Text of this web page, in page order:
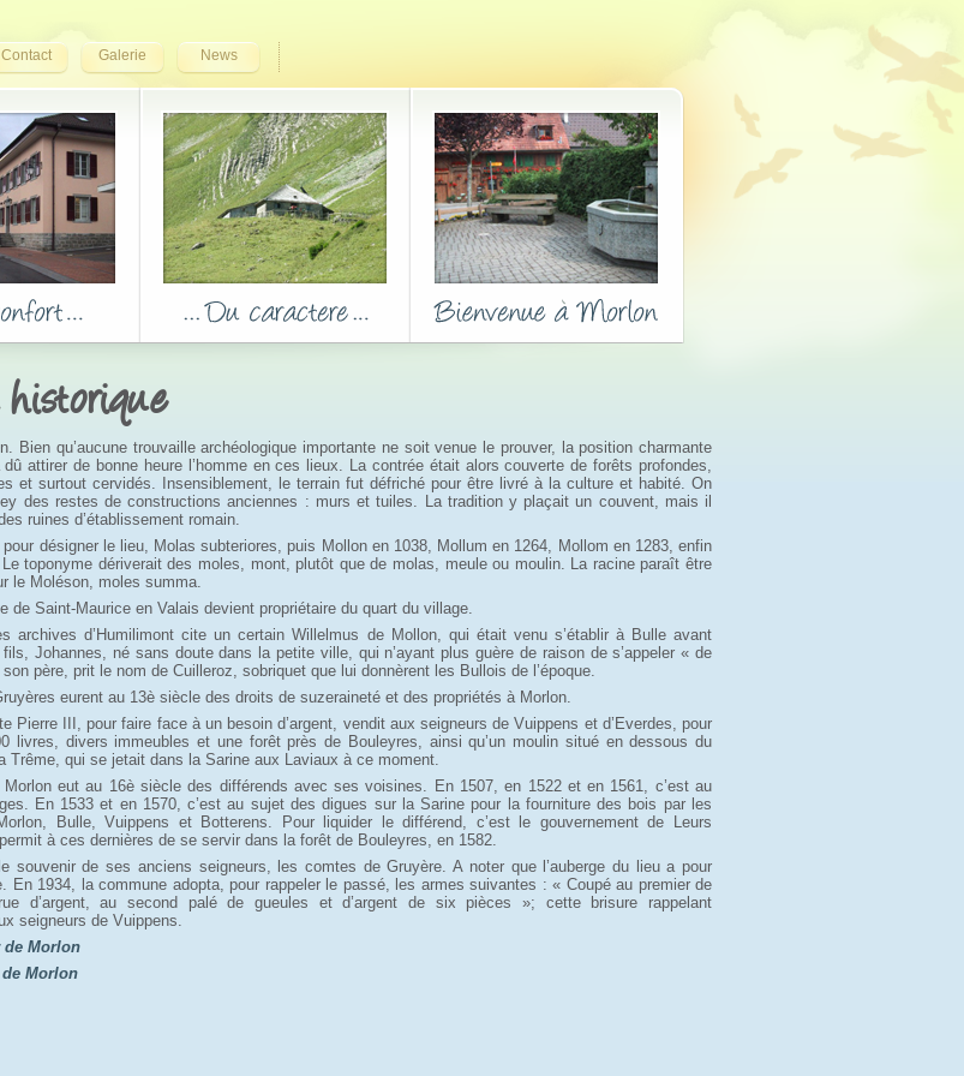
Contact Galerie News
Bien qu’aucune trouvaille archéologique importante ne soit venue le prouver, la position charmante
attirer de bonne heure l’homme en ces lieux. La contrée était alors couverte de forêts profondes,
et surtout cervidés. Insensiblement, le terrain fut défriché pour être livré à la culture et habité. On
des restes de constructions anciennes : murs et tuiles. La tradition y plaçait un couvent, mais il
ruines d’établissement romain.
pour désigner le lieu, Molas subteriores, puis Mollon en 1038, Mollum en 1264, Mollom en 1283, enfin
toponyme dériverait des moles, mont, plutôt que de molas, meule ou moulin. La racine paraît être
le Moléson, moles summa.
de Saint-Maurice en Valais devient propriétaire du quart du village.
archives d’Humilimont cite un certain Willelmus de Mollon, qui était venu s’établir à Bulle avant
Johannes, né sans doute dans la petite ville, qui n’ayant plus guère de raison de s’appeler « de
père, prit le nom de Cuilleroz, sobriquet que lui donnèrent les Bullois de l’époque.
eurent au 13è siècle des droits de suzeraineté et des propriétés à Morlon.
Pierre III, pour faire face à un besoin d’argent, vendit aux seigneurs de Vuippens et d’Everdes, pour
livres, divers immeubles et une forêt près de Bouleyres, ainsi qu’un moulin situé en dessous du
Trême, qui se jetait dans la Sarine aux Laviaux à ce moment.
Morlon eut au 16è siècle des différends avec ses voisines. En 1507, en 1522 et en 1561, c’est au
En 1533 et en 1570, c’est au sujet des digues sur la Sarine pour la fourniture des bois par les
Bulle, Vuippens et Botterens. Pour liquider le différend, c’est le gouvernement de Leurs
à ces dernières de se servir dans la forêt de Bouleyres, en 1582.
souvenir de ses anciens seigneurs, les comtes de Gruyère. A noter que l’auberge du lieu a pour
En 1934, la commune adopta, pour rappeler le passé, les armes suivantes : « Coupé au premier de
d’argent, au second palé de gueules et d’argent de six pièces »; cette brisure rappelant
seigneurs de Vuippens.
de Morlon
Morlon